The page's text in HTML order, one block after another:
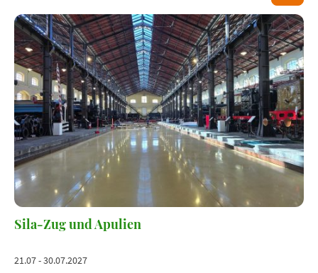
Sila-Zug und Apulien
21.07 - 30.07.2027